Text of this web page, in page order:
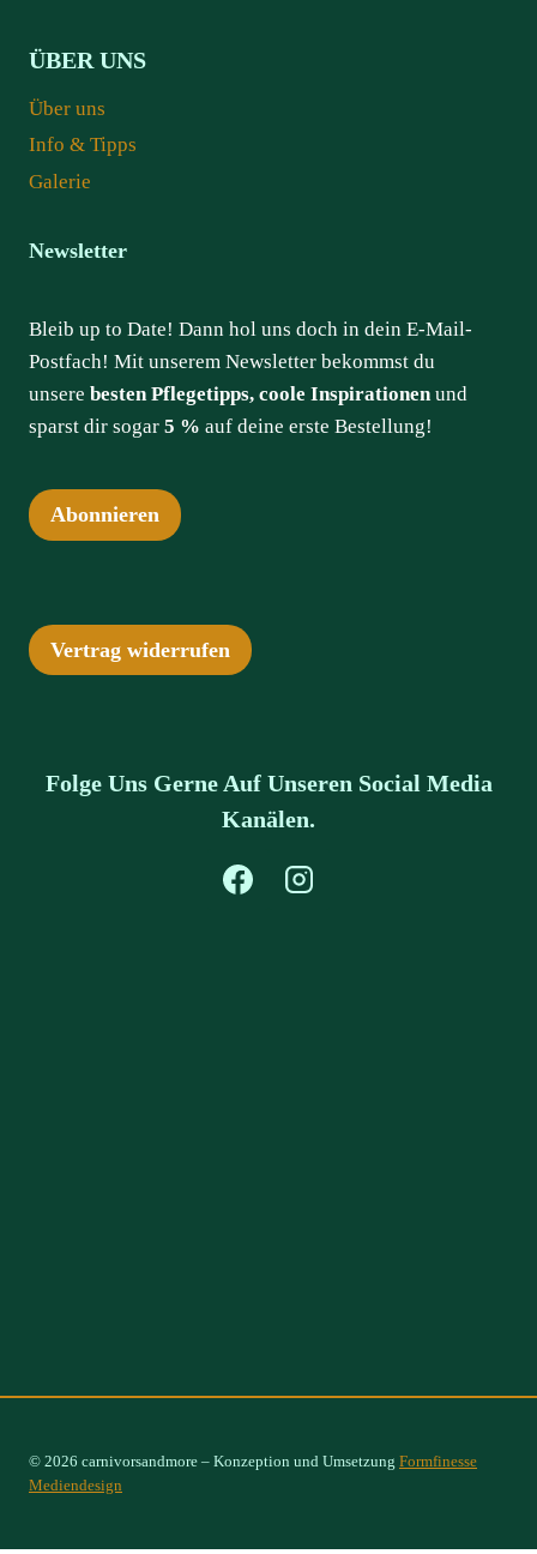
ÜBER UNS
Über uns
Info & Tipps
Galerie
Newsletter
Bleib up to Date! Dann hol uns doch in dein E-Mail-
Postfach! Mit unserem Newsletter bekommst du
unsere besten Pflegetipps, coole Inspirationenund
sparst dir sogar 5 % auf deine erste Bestellung!
Abonnieren
Vertrag widerrufen
Folge Uns Gerne Auf Unseren Social Media
Kanälen.
© 2026 carnivorsandmore – Konzeption und Umsetzung Formfinesse
Mediendesign